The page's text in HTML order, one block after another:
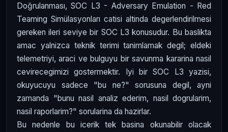
Doğrulanması, SOC L3 - Adversary Emulation - Red
Teaming Simülasyonları catisi altinda degerlendirilmesi
gereken ileri seviye bir SOC L3 konusudur. Bu baslikta
amac yalnizca teknik terimi tanimlamak degil; eldeki
telemetriyi, araci ve bulguyu bir savunma kararina nasil
cevirecegimizi gostermektir. Iyi bir SOC L3 yazisi,
okuyucuyu sadece "bu ne?" sorusuna degil, ayni
zamanda "bunu nasil analiz ederim, nasil dogrularim,
nasil raporlarim?" sorularina da hazirlar.
Bu nedenle bu icerik tek basina okunabilir olacak